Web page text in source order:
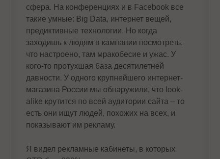
сфера. На конференциях и в Facebook все
такие умные: Big Data, интернет вещей,
предиктивные технологии. Но когда
заходишь к людям в кампании посмотреть,
что настроено, там мракобесие и ужас. У
кого-то протухшая база десятилетней
давности. У одного крупнейшего интернет-
магазина России мы обнаружили, что look-
alike крутится по всей аудитории сайта – то
есть они ищут людей, похожих на всех, и
показывают им рекламу.
Я видел рекламные кабинеты, в которых